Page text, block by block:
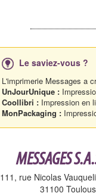
Le saviez-vous ?
L'imprimerie Messages a
UnJourUnique :
Coollibri : Impression en
MonPackaging :
MESSAGES
111, rue Nicolas
31100